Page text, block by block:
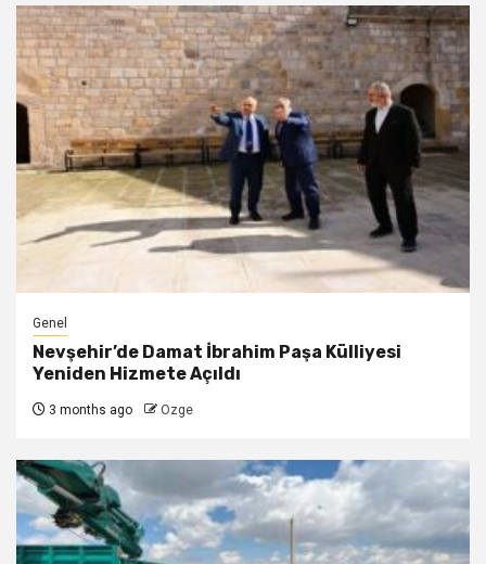
Genel
Nevşehir’de Damat İbrahim Paşa Külliyesi
Yeniden Hizmete Açıldı
3 months ago Ozge